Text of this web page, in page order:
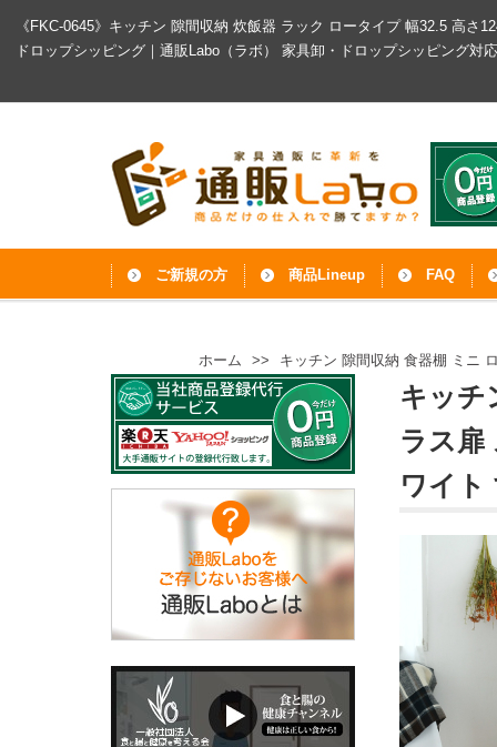
《FKC-0645》キッチン 隙間収納 炊飯器 ラック ロータイプ 幅32.5 高
ドロップシッピング｜通販Labo（ラボ） 家具卸・ドロップシッピング対応
ご新規の方 商品Lineup FAQ
ホーム >> キッチン 隙間収納 食器棚 ミニ
キッチ
ラス扉
ワイト